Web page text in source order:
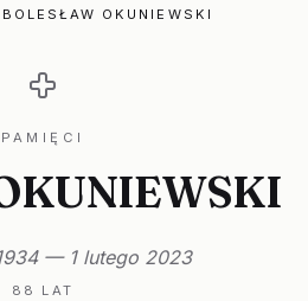
BOLESŁAW OKUNIEWSKI
PAMIĘCI
— 1 lutego 2023
88 LAT